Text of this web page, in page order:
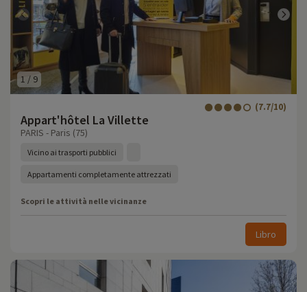
1 / 9
Appart'hôtel La Villette
(7.7/10)
PARIS - Paris (75)
Vicino ai trasporti pubblici
Appartamenti completamente attrezzati
Scopri le attività nelle vicinanze
Libro